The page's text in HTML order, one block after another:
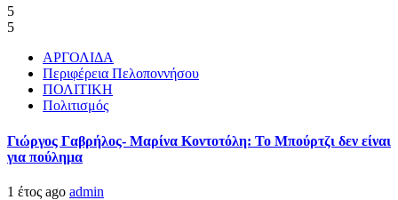
5
5
ΑΡΓΟΛΙΔΑ
Περιφέρεια Πελοποννήσου
ΠΟΛΙΤΙΚΗ
Πολιτισμός
Γιώργος Γαβρήλος- Μαρίνα Κοντοτόλη: Το Μπούρτζι δεν είναι
για πούλημα
1 έτος ago admin